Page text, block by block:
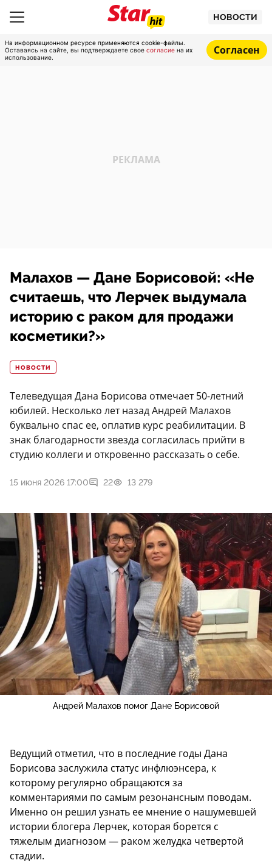
НОВОСТИ
На информационном ресурсе применяются cookie-файлы.
Оставаясь на сайте, вы подтверждаете свое согласие на их
использование.
Согласен
Малахов — Дане Борисовой: «Не
считаешь, что Лерчек выдумала
историю с раком для продажи
косметики?»
НОВОСТИ
Телеведущая Дана Борисова отмечает 50-летний
юбилей. Несколько лет назад Андрей Малахов
буквально спас ее, оплатив курс реабилитации. В
знак благодарности звезда согласилась прийти в
студию коллеги и откровенно рассказать о себе.
15 июня 2026 17:00 22 13 279
Андрей Малахов помог Дане Борисовой
Ведущий отметил, что в последние годы Дана
Борисова заслужила статус инфлюэнсера, к
которому регулярно обращаются за
комментариями по самым резонансным поводам.
Именно он решил узнать ее мнение о нашумевшей
истории блогера Лерчек, которая борется с
тяжелым диагнозом — раком желудка четвертой
стадии.